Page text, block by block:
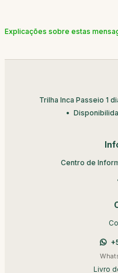
Explicações sobre estas
Trilha Inca Passeio 1
Centro de
Livro